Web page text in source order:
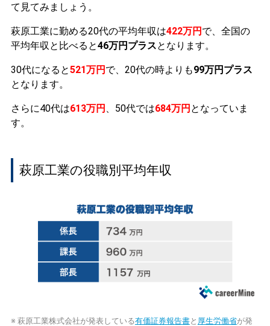
て見てみましょう。
萩原工業に勤める20代の平均年収は422万円 で、全国の
平均年収と比べると46万円プラスとなります。
30代になると521万円 で、20代の時よりも99万円プラス
となります。
さらに40代は613万円 、50代では684万円 となっていま
す。
萩原工業の役職別平均年収
※ 萩原工業株式会社が発表している有価証券報告書と 厚生労働省が発